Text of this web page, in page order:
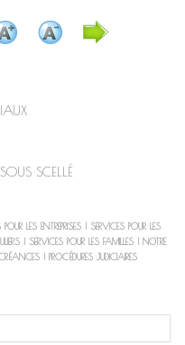
SCELLÉ
LES ENTREPRISES | SERVICES POUR LES
| SERVICES POUR LES FAMILLES | NOTRE
| PROCÉDURES JUDICIAIRES